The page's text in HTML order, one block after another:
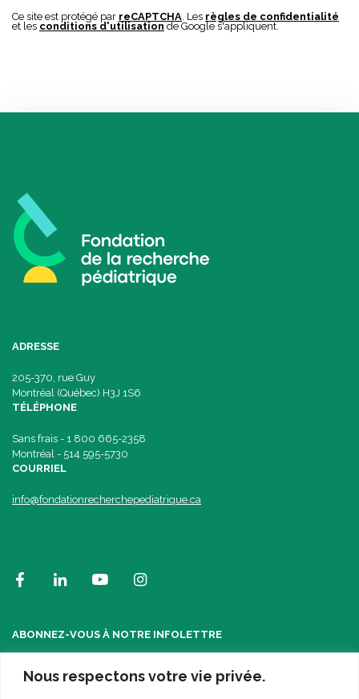
Nous respectons votre vie privée.
Ce site est protégé par reCAPTCHA. Les règles de confidentialité
et les conditions d'utilisation de Google s'appliquent.
ADRESSE
205-370, rue Guy
Montréal (Québec) H3J 1S6
TÉLÉPHONE
Sans frais - 1 800 665-2358
Montréal - 514 595-5730
COURRIEL
info@fondationrecherchepediatrique.ca
ABONNEZ-VOUS À NOTRE INFOLETTRE